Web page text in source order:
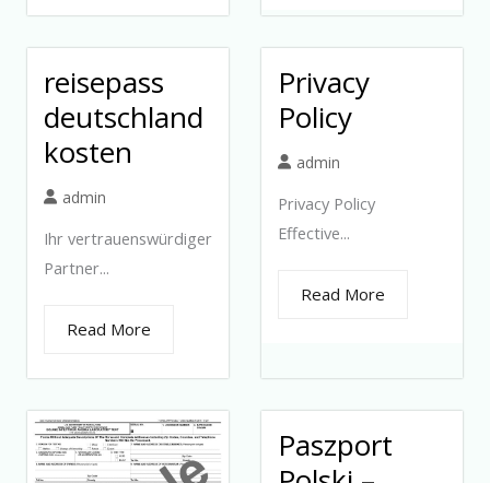
reisepass
deutschland
kosten
admin
Ihr vertrauenswürdiger
Partner...
Read More
Privacy
Policy
admin
Privacy Policy
Effective...
Read More
Paszport